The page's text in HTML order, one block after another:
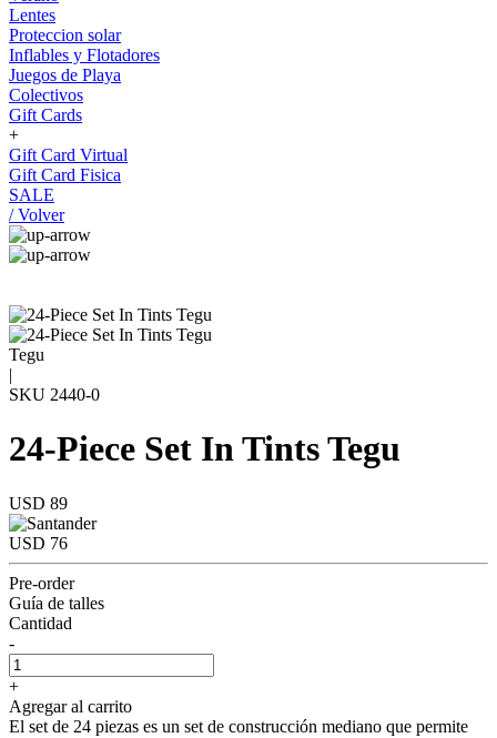
Lentes
Proteccion solar
Inflables y Flotadores
Juegos de Playa
Colectivos
Gift Cards
+
Gift Card Virtual
Gift Card Fisica
SALE
/ Volver
Tegu
|
SKU 2440-0
24-Piece Set In Tints Tegu
USD 89
USD 76
Pre-order
Guía de talles
Cantidad
-
+
Agregar al carrito
El set de 24 piezas es un set de construcción mediano que permite